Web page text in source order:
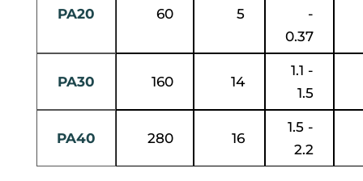
PA20 60 5
-
0.37
PA30 160 14
1.1 -
1.5
PA40 280 16
1.5 -
2.2